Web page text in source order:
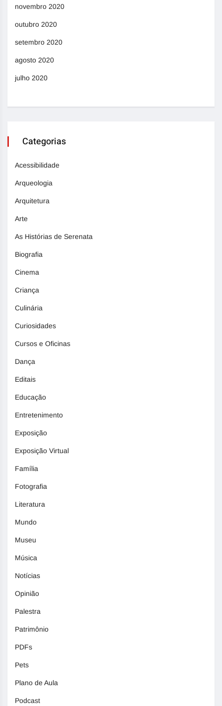
novembro 2020
outubro 2020
setembro 2020
agosto 2020
julho 2020
Categorias
Acessibilidade
Arqueologia
Arquitetura
Arte
As Histórias de Serenata
Biografia
Cinema
Criança
Culinária
Curiosidades
Cursos e Oficinas
Dança
Editais
Educação
Entretenimento
Exposição
Exposição Virtual
Família
Fotografia
Literatura
Mundo
Museu
Música
Notícias
Opinião
Palestra
Patrimônio
PDFs
Pets
Plano de Aula
Podcast